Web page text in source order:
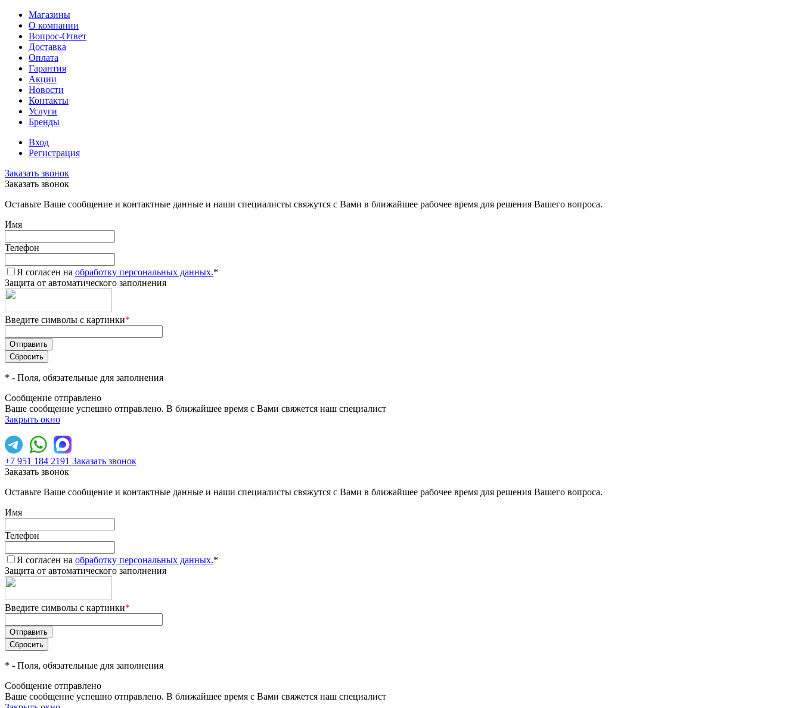
Магазины
О компании
Вопрос-Ответ
Доставка
Оплата
Гарантия
Акции
Новости
Контакты
Услуги
Бренды
Вход
Регистрация
Заказать звонок
Заказать звонок
Оставьте Ваше сообщение и контактные данные и наши специалисты свяжутся с Вами в ближайшее рабочее время для решения Вашего вопроса.
Имя
Телефон
Я согласен на обработку персональных данных.*
Защита от автоматического заполнения
Введите символы с картинки*
* - Поля, обязательные для заполнения
Сообщение отправлено
Ваше сообщение успешно отправлено. В ближайшее время с Вами свяжется наш специалист
Закрыть окно
+7 951 184 2191 Заказать звонок
Заказать звонок
Оставьте Ваше сообщение и контактные данные и наши специалисты свяжутся с Вами в ближайшее рабочее время для решения Вашего вопроса.
Имя
Телефон
Я согласен на обработку персональных данных.*
Защита от автоматического заполнения
Введите символы с картинки*
* - Поля, обязательные для заполнения
Сообщение отправлено
Ваше сообщение успешно отправлено. В ближайшее время с Вами свяжется наш специалист